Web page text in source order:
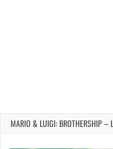
MARIO & LUIGI: BROTHERSHIP –